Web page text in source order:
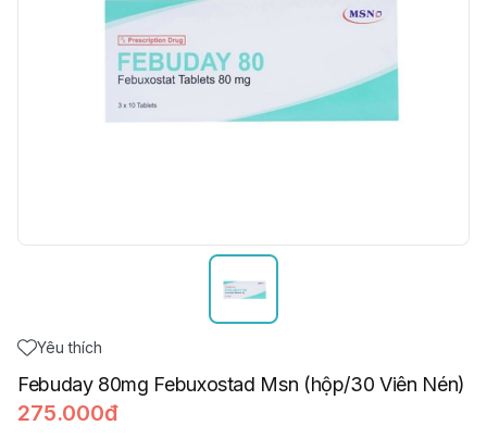
Yêu thích
Febuday 80mg Febuxostad Msn (hộp/30 Viên Nén)
275.000đ